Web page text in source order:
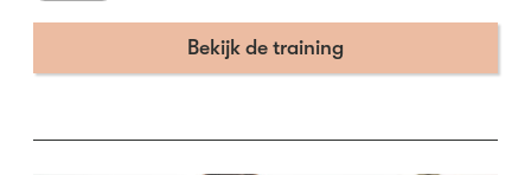
Bekijk de training